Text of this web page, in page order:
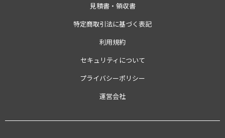
見積書・領収書
特定商取引法に基づく表記
利用規約
セキュリティについて
プライバシーポリシー
運営会社